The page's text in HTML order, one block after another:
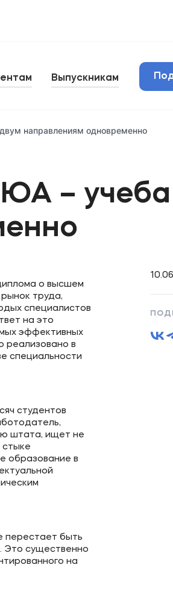
Выпускникам
направлениям одновременно
–
о высшем
труда,
специалистов
на это
эффективных
реализовано в
специальности
студентов
штата, ищет не
стыке
образование в
перестает быть
Это существенно
на